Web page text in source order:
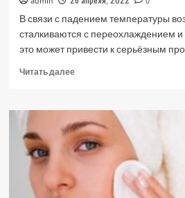
В связи с падением температуры
сталкиваются с переохлаждением
это может привести к серьёзным
Читать далееПрочитать
Переохлаждение
и
обморожение:
как
уберечь
себя
зимой